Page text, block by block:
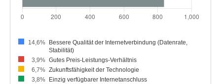
14,6%
Bessere Qualität der Internetverbindung (Datenrate,
Stabilität)
3,9% Gutes Preis-Leistungs-Verhältnis
6,7% Zukunftsfähigkeit der Technologie
3,8%
Einzig verfügbarer Internetanschluss